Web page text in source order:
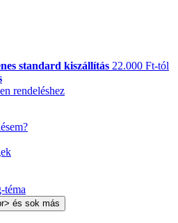
standard kiszállítás 22.000 Ft-tól
rendeléshez
téma